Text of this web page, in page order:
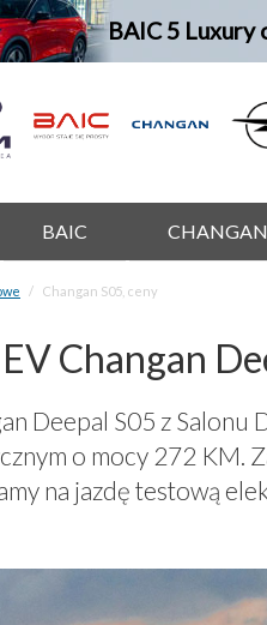
BAIC 5
BAIC CHANGAN
Changan S05, ceny
Changan
Deepal S05 z Salonu
o mocy 272 KM.
na jazdę testową